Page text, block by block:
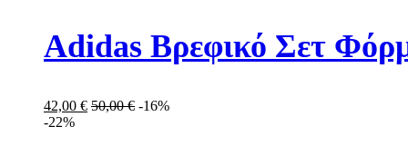
Adidas Βρεφικό Σετ
42,00 € 50,00€ -16%
-22%